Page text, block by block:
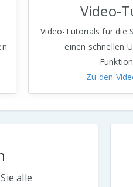
Video-
Video-Tutorials für die
einen schnellen
Zu den
alle